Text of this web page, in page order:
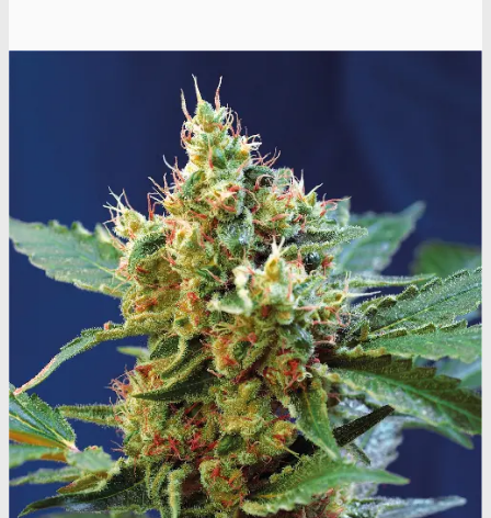
Oplev ALLe vores
brands lige her
Gå til brands
Narkotests
Narkotests